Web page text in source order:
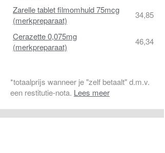
Zarelle tablet filmomhuld 75mcg
(merkpreparaat)
34,85
Cerazette 0,075mg
(merkpreparaat)
46,34
*totaalprijs wanneer je "zelf betaalt" d.m.v.
een restitutie-nota. Lees meer